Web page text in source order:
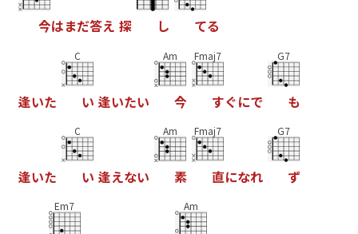
今はまだ答え 探 し てる
逢いた
C
い 逢いたい
Am
今
Fmaj7
すぐにで
G7
も
逢いた
C
い 逢えない
Am
素
Fmaj7
直になれ
G7
ず
Em7 Am